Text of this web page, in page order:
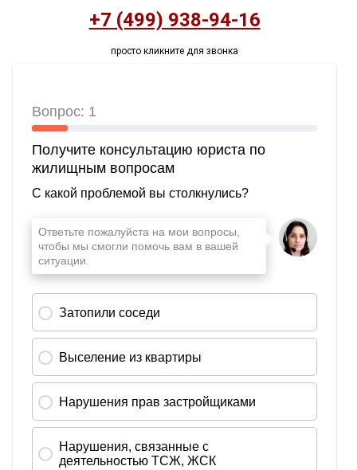
+7 (499) 938-94-16
просто кликните для звонка